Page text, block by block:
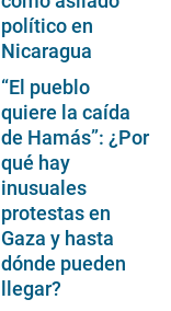
político en
Nicaragua
“El pueblo
quiere la caída
de Hamás”: ¿Por
qué hay
inusuales
protestas en
Gaza y hasta
dónde pueden
llegar?